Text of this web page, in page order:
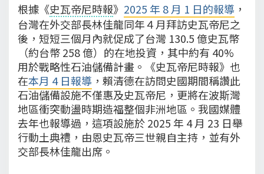
根據《史瓦帝尼時報》 2025 年 8 月 1 日的報導 ，
台灣在外交部長林佳龍同年４月拜訪史瓦帝尼之
後，短短三個月內就促成了台灣 130.5 億史瓦幣
（約台幣 258 億）的在地投資，其中約有 40%
用於戰略性石油儲備計畫。《史瓦帝尼時報》也
在本月 4 日報導 ，賴清德在訪問史國期間稱讚此
石油儲備設施不僅惠及史瓦帝尼，更將在波斯灣
地區衝突動盪時期造福整個非洲地區。我國媒體
去年也報導過，這項設施於 2025 年 4 月 23 日舉
行動土典禮，由恩史瓦帝三世親自主持，並有外
交部長林佳龍出席。